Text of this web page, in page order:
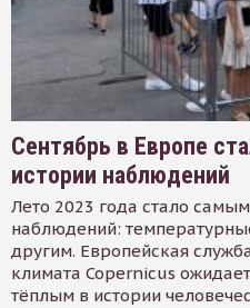
Сентябрь в Европе
истории наблюдений
Лето 2023 года стало
наблюдений:
другим. Европейская
климата Copernicus
тёплым в истории